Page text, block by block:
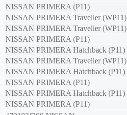
NISSAN PRIMERA (P11)
NISSAN PRIMERA Traveller (WP11)
NISSAN PRIMERA Traveller (WP11)
NISSAN PRIMERA (P11)
NISSAN PRIMERA Hatchback (P11)
NISSAN PRIMERA Traveller (WP11)
NISSAN PRIMERA Hatchback (P11)
NISSAN PRIMERA (P11)
NISSAN PRIMERA Hatchback (P11)
NISSAN PRIMERA (P11)